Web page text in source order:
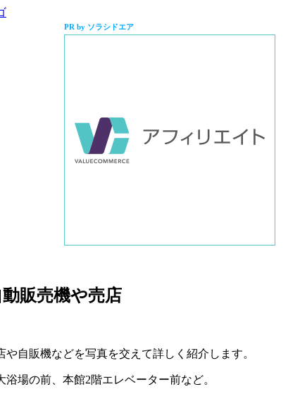
PR by ソラシドエア
販売機や売店
自販機などを写真を交えて詳しく紹介します。
場の前、本館2階エレベーター前など。